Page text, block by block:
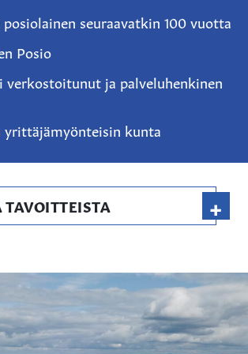
seuraavatkin 100 vuotta
Posio
verkostoitunut ja palveluhenkinen
yrittäjämyönteisin kunta
TAVOITTEISTA +